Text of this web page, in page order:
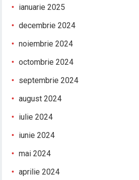
ianuarie 2025
decembrie 2024
noiembrie 2024
octombrie 2024
septembrie 2024
august 2024
iulie 2024
iunie 2024
mai 2024
aprilie 2024